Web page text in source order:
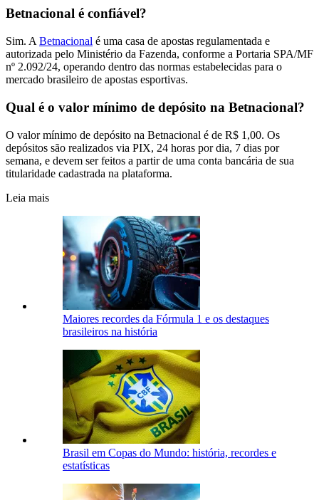
Betnacional é confiável?
Sim. A Betnacional é uma casa de apostas regulamentada e
autorizada pelo Ministério da Fazenda, conforme a Portaria SPA/MF
nº 2.092/24, operando dentro das normas estabelecidas para o
mercado brasileiro de apostas esportivas.
Qual é o valor mínimo de depósito na Betnacional?
O valor mínimo de depósito na Betnacional é de R$ 1,00. Os
depósitos são realizados via PIX, 24 horas por dia, 7 dias por
semana, e devem ser feitos a partir de uma conta bancária de sua
titularidade cadastrada na plataforma.
Leia mais
Maiores recordes da Fórmula 1 e os destaques
brasileiros na história
Brasil em Copas do Mundo: história, recordes e
estatísticas